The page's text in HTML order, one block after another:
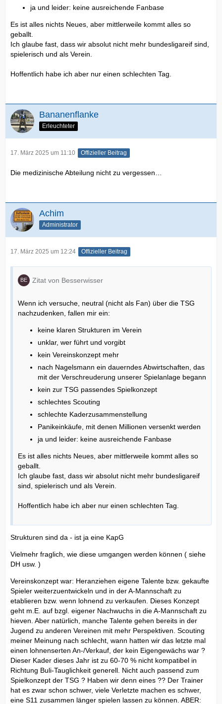
ja und leider: keine ausreichende Fanbase
Es ist alles nichts Neues, aber mittlerweile kommt alles so
geballt.
Ich glaube fast, dass wir absolut nicht mehr bundesligareif sind,
spielerisch und als Verein.
Hoffentlich habe ich aber nur einen schlechten Tag.
Bananenflanke
Erleuchteter
17. März 2025 um 11:10 Offizieller Beitrag
Die medizinische Abteilung nicht zu vergessen…
Achim
Administrator
17. März 2025 um 12:24 Offizieller Beitrag
Zitat von Besserwisser
Wenn ich versuche, neutral (nicht als Fan) über die TSG
nachzudenken, fallen mir ein:
keine klaren Strukturen im Verein
unklar, wer führt und vorgibt
kein Vereinskonzept mehr
nach Nagelsmann ein dauerndes Abwirtschaften, das
mit der Verschreuderung unserer Spielanlage begann
kein zur TSG passendes Spielkonzept
schlechtes Scouting
schlechte Kaderzusammenstellung
Panikeinkäufe, mit denen Millionen versenkt werden
ja und leider: keine ausreichende Fanbase
Es ist alles nichts Neues, aber mittlerweile kommt alles so
geballt.
Ich glaube fast, dass wir absolut nicht mehr bundesligareif
sind, spielerisch und als Verein.
Hoffentlich habe ich aber nur einen schlechten Tag.
Strukturen sind da - ist ja eine KapG
Vielmehr fraglich, wie diese umgangen werden können ( siehe
DH usw. )
Vereinskonzept war: Heranziehen eigene Talente bzw. gekaufte
Spieler weiterzuentwickeln und in der A-Mannschaft zu
etablieren bzw. wenn lohnend zu verkaufen. Dieses Konzept
geht m.E. auf bzgl. eigener Nachwuchs in die A-Mannschaft zu
hieven. Aber natürlich, manche Talente gehen bereits in der
Jugend zu anderen Vereinen mit mehr Perspektiven. Scouting
meiner Meinung nach schlecht, wann hatten wir das letzte mal
einen lohnenserten An-/Verkauf, der kein Eigengewächs war ?
Dieser Kader dieses Jahr ist zu 60-70 % nicht kompatibel in
Richtung Buli-Tauglichkeit generell. Nicht auch passend zum
Spielkonzept der TSG ? Haben wir denn eines ?? Der Trainer
hat es zwar schon schwer, viele Verletzte machen es schwer,
eine S11 zusammen länger spielen lassen zu können. ABER: